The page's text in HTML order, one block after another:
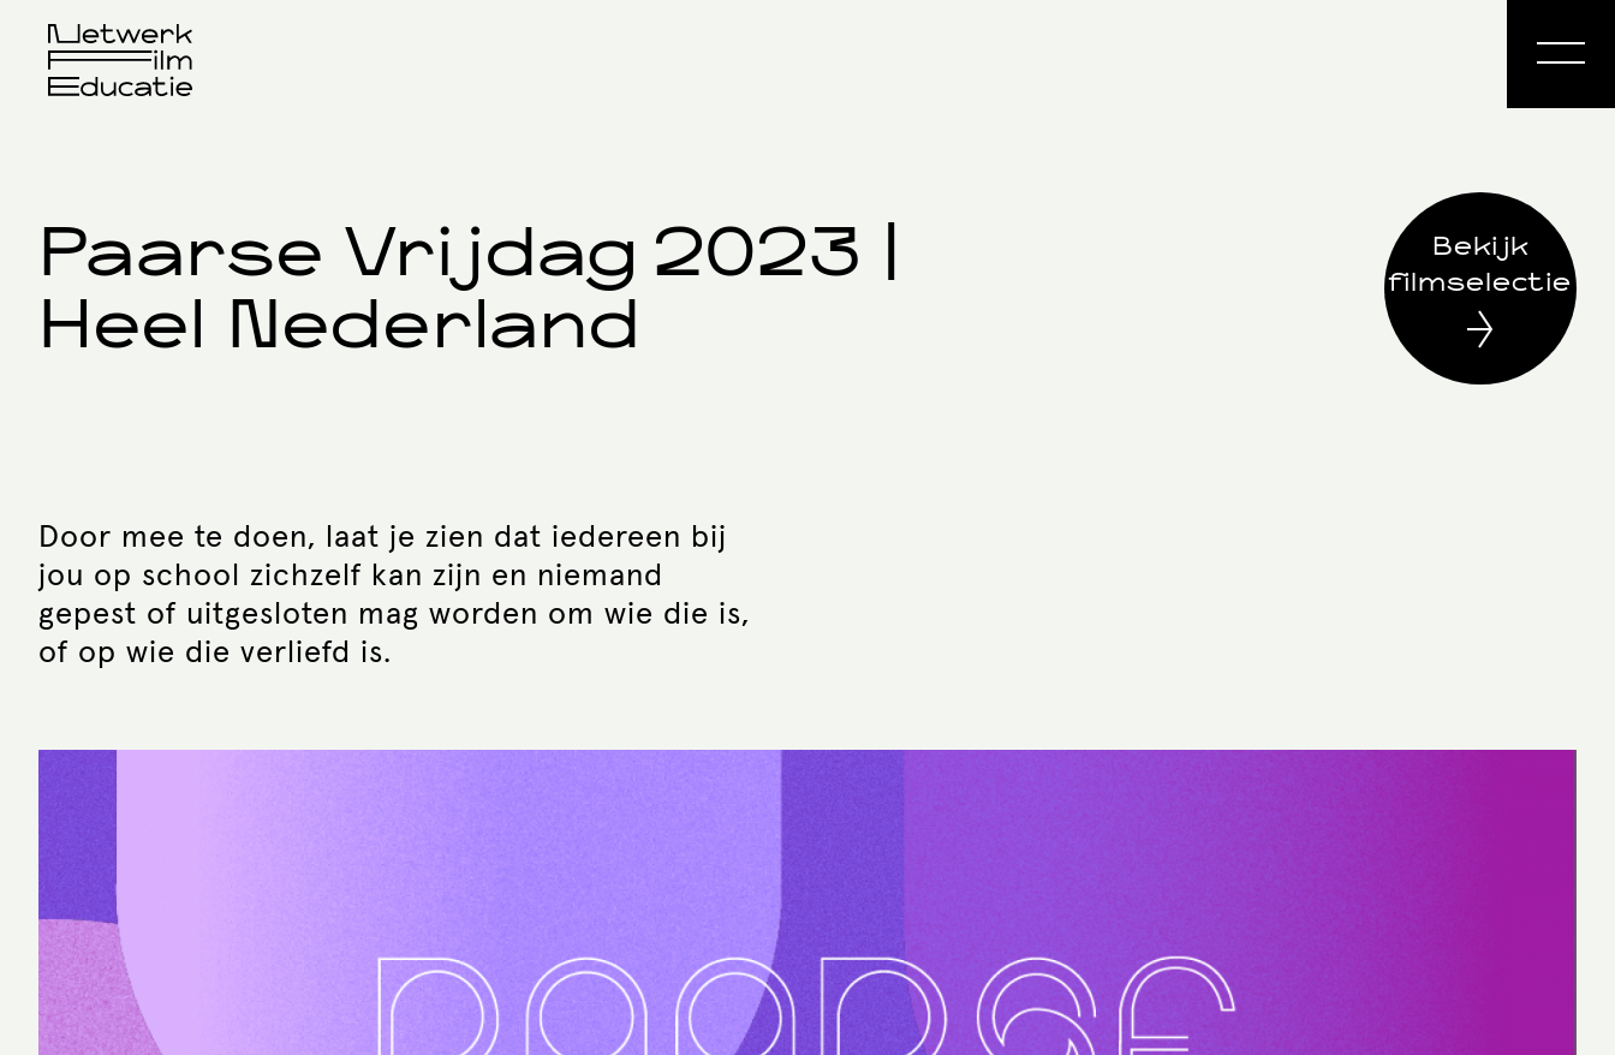
Paarse Vrijdag 2023 |
Heel Nederland
Bekijk
filmselectie
Door mee te doen, laat je zien dat iedereen bij
jou op school zichzelf kan zijn en niemand
gepest of uitgesloten mag worden om wie die is,
of op wie die verliefd is.